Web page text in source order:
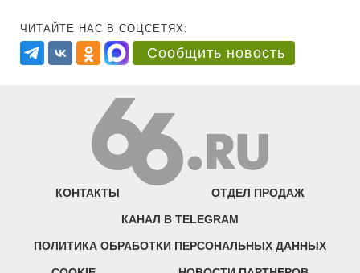
ЧИТАЙТЕ НАС В СОЦСЕТЯХ:
Сообщить новость
КОНТАКТЫ ОТДЕЛ ПРОДАЖ
КАНАЛ В TELEGRAM
ПОЛИТИКА ОБРАБОТКИ ПЕРСОНАЛЬНЫХ ДАННЫХ